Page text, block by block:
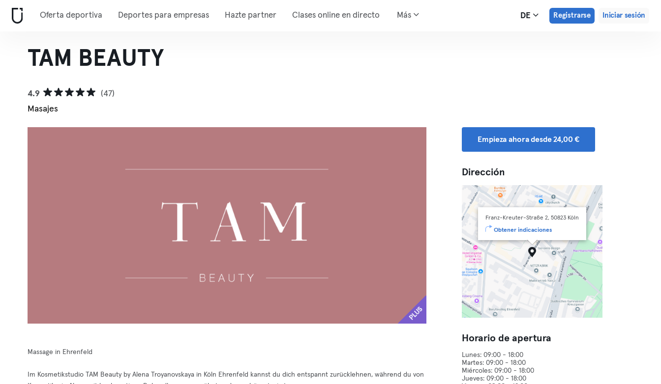
Oferta deportiva Deportes para empresas Hazte partner Clases online en directo Más DE Registrarse Iniciar sesión
TAM BEAUTY
4.9
(47)
Masajes
PLUS
Massage in Ehrenfeld
Im Kosmetikstudio TAM Beauty by Alena Troyanovskaya in Köln Ehrenfeld kannst du dich entspannt zurücklehnen, während du von
Empieza ahora desde 24,00 €
Dirección
Franz-Kreuter-Straße 2, 50823 Köln
Obtener indicaciones
Horario de apertura
Lunes: 09:00 - 18:00
Martes: 09:00 - 18:00
Miércoles: 09:00 - 18:00
Jueves: 09:00 - 18:00